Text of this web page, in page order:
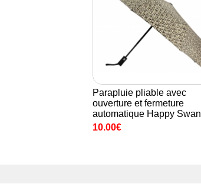
Parapluie pliable avec
ouverture et fermeture
automatique Happy Swan
10.00€